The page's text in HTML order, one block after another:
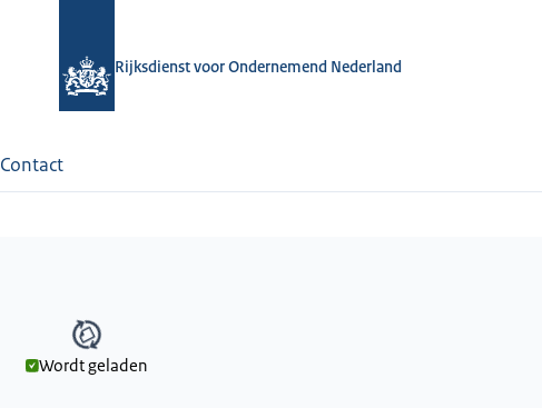
Rijksdienst voor Ondernemend Nederland
Contact
Wordt geladen